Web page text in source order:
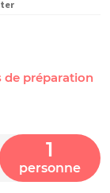
de préparation
1
personne